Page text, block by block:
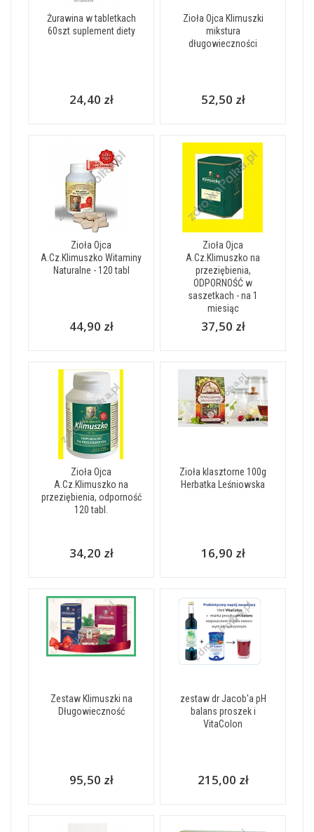
Żurawina w tabletkach
60szt suplement diety
24,40 zł
Zioła Ojca Klimuszki
mikstura
długowieczności
52,50 zł
Zioła Ojca
A.Cz.Klimuszko Witaminy
Naturalne - 120 tabl
44,90 zł
Zioła Ojca
A.Cz.Klimuszko na
przeziębienia,
ODPORNOŚĆ w
saszetkach - na 1
miesiąc
37,50 zł
Zioła Ojca
A.Cz.Klimuszko na
przeziębienia, odporność
120 tabl.
34,20 zł
Zioła klasztorne 100g
Herbatka Leśniowska
16,90 zł
Zestaw Klimuszki na
Długowieczność
95,50 zł
zestaw dr Jacob'a pH
balans proszek i
VitaColon
215,00 zł